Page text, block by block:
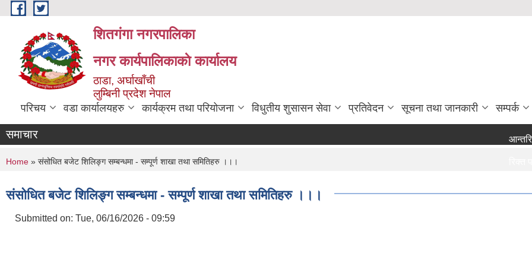
Skip to main content
शितगंगा नगरपालिका
नगर कार्यपालिकाकाे कार्यालय
ठाडा, अर्घाखाँची
लुम्बिनी प्रदेश नेपाल
परिचय वडा कार्यालयहरु कार्यक्रम तथा परियोजना विधुतीय शुसासन सेवा प्रतिवेदन सूचना तथा जानकारी सम्पर्क
समाचार आन्तरिक
You are here
Home » संसोधित बजेट शिलिङ्ग सम्बन्धमा - सम्पूर्ण शाखा तथा समितिहरु ।।।
संसोधित बजेट शिलिङ्ग सम्बन्धमा - सम्पूर्ण शाखा तथा समितिहरु ।।।
Submitted on: Tue, 06/16/2026 - 09:59